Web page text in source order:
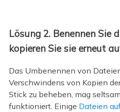
Lösung 2. Benennen Sie
kopieren Sie sie erneut
Das Umbenennen von
Verschwindens von Kopien
Stick zu beheben, mag
funktioniert. Einige Dateien